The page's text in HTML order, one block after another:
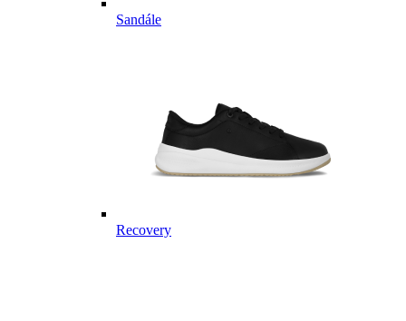
Sandále
Recovery